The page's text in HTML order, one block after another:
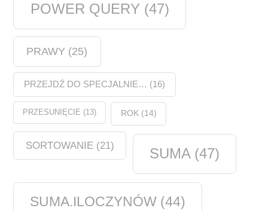
POWER QUERY (47)
PRAWY (25)
PRZEJDŹ DO SPECJALNIE… (16)
PRZESUNIĘCIE (13) ROK(14)
SORTOWANIE(21) SUMA(47)
SUMA.ILOCZYNÓW (44)